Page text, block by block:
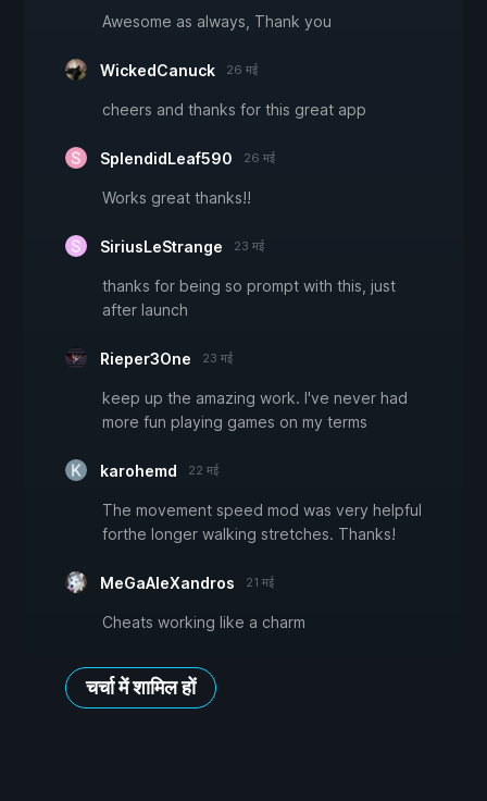
Awesome as always, Thank you
WickedCanuck 26 मई
cheers and thanks for this great app
SplendidLeaf590 26 मई
Works great thanks!!
SiriusLeStrange 23 मई
thanks for being so prompt with this, just
after launch
Rieper3One 23 मई
keep up the amazing work. I've never had
more fun playing games on my terms
karohemd 22 मई
The movement speed mod was very helpful
forthe longer walking stretches. Thanks!
MeGaAleXandros 21 मई
Cheats working like a charm
चर्चा में शामिल हों